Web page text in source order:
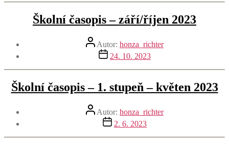
Školní časopis – září/říjen 2023
Autor
příspěvku
Autor: honza_richter
Datum
příspěvku
24. 10. 2023
Školní časopis – 1. stupeň – květen 2023
Autor
příspěvku
Autor: honza_richter
Datum
příspěvku
2. 6. 2023